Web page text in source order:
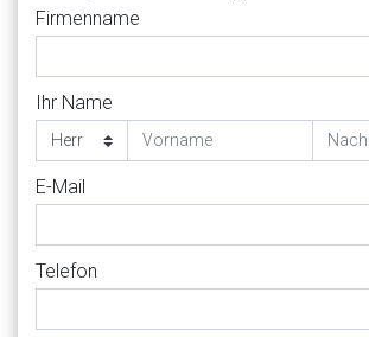
Firmenname
Ihr Name
E-Mail
Telefon